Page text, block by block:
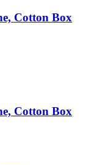
Cotton Box
Cotton Box